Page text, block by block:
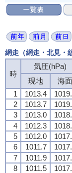
網走（網走・北見
時
気圧(hPa)
現地
海面
1
1013.4
2
1013.7
3
1013.0
4
1012.3
5
1012.0
6
1011.7
7
1011.9
8
1011.5